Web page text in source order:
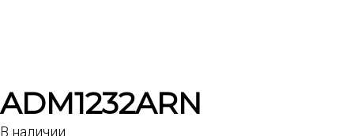
ADM1232ARN
В наличии